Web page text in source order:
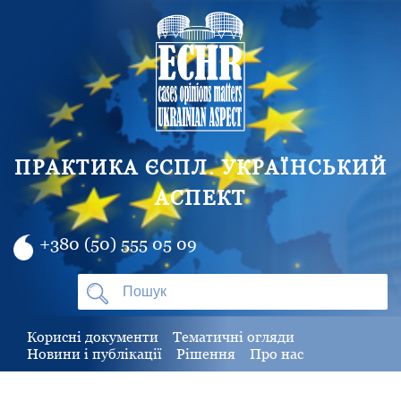
ПРАКТИКА ЄСПЛ. УКРАЇНСЬКИЙ
АСПЕКТ
+380 (50) 555 05 09
Корисні документи
Тематичні огляди
Новини і публікації
Рішення Про нас